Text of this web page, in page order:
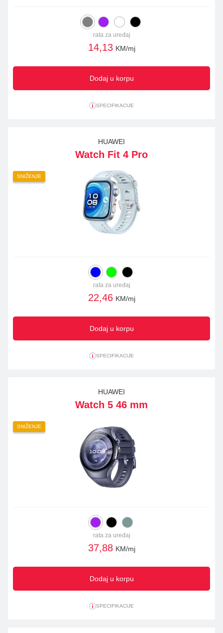
rata za uređaj
14,13 KM/mj
Dodaj u korpu
SPECIFIKACIJE
HUAWEI
Watch Fit 4 Pro
SNIŽENJE
rata za uređaj
22,46 KM/mj
Dodaj u korpu
SPECIFIKACIJE
HUAWEI
Watch 5 46 mm
SNIŽENJE
rata za uređaj
37,88 KM/mj
Dodaj u korpu
SPECIFIKACIJE